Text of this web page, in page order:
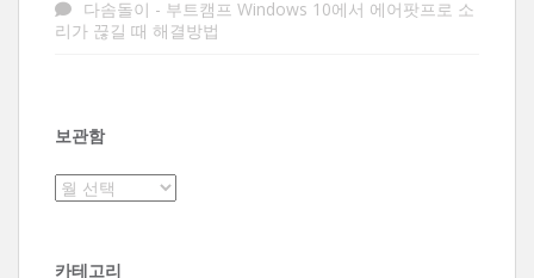
다솜돌이 - 부트캠프 Windows 10에서 에어팟프로 소
리가 끊길 때 해결방법
보관함
보
카테고리